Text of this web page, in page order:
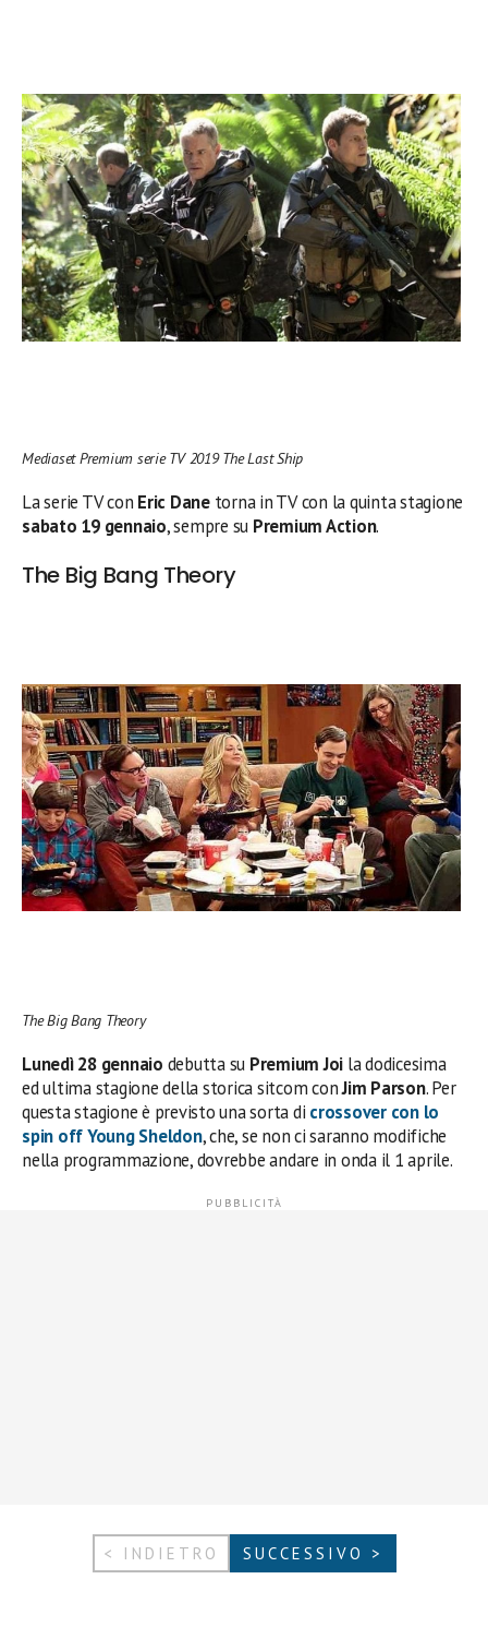
Mediaset Premium serie TV 2019 The Last Ship
La serie TV con Eric Danetorna in TV con la quinta stagione
sabato 19 gennaio, sempre su Premium Action.
The Big Bang Theory
The Big Bang Theory
Lunedì 28 gennaio debutta su Premium Joi la dodicesima
ed ultima stagione della storica sitcom conJim Parson. Per
questa stagione è previsto una sorta di crossovercon lo
spin offYoung Sheldon, che, se non ci saranno modifiche
nella programmazione, dovrebbe andare in onda il 1 aprile.
< INDIETRO SUCCESSIVO >